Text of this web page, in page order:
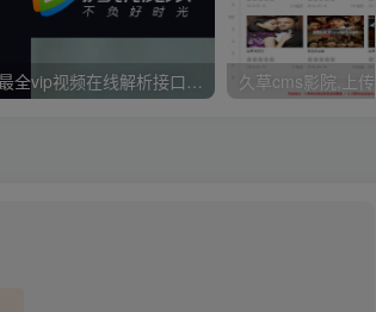
全网最全vip视频在线解析接口收藏分享